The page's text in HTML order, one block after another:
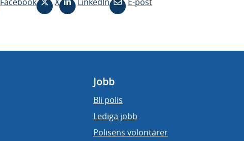
Jobb
Bli polis
Lediga jobb
Polisens volontärer